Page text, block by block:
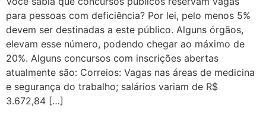
para pessoas com deficiência? Por lei, pelo menos 5%
devem ser destinadas a este público. Alguns órgãos,
elevam esse número, podendo chegar ao máximo de
20%. Alguns concursos com inscrições abertas
atualmente são: Correios: Vagas nas áreas de medicina
e segurança do trabalho; salários variam de R$
3.672,84 […]